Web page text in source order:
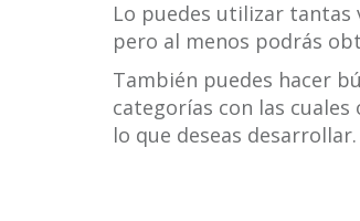
Lo puedes utilizar tantas
pero al menos podrás
También puedes hacer
categorías con las
lo que deseas desarrollar.